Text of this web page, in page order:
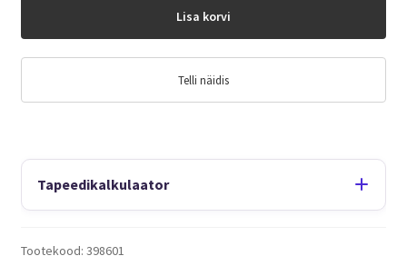
Lisa korvi
Telli näidis
Tapeedikalkulaator
Tootekood: 398601